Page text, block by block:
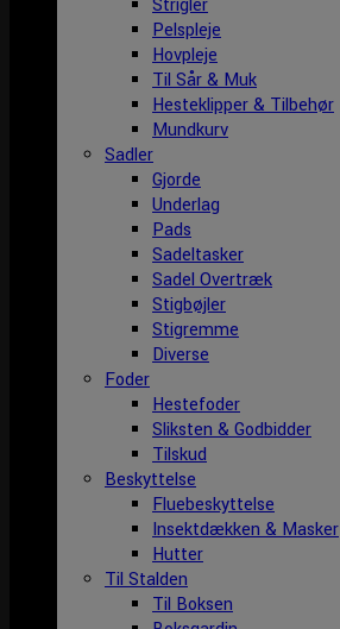
Strigler
Pelspleje
Hovpleje
Til Sår & Muk
Hesteklipper & Tilbehør
Mundkurv
Sadler
Gjorde
Underlag
Pads
Sadeltasker
Sadel Overtræk
Stigbøjler
Stigremme
Diverse
Foder
Hestefoder
Sliksten & Godbidder
Tilskud
Beskyttelse
Fluebeskyttelse
Insektdækken & Masker
Hutter
Til Stalden
Til Boksen